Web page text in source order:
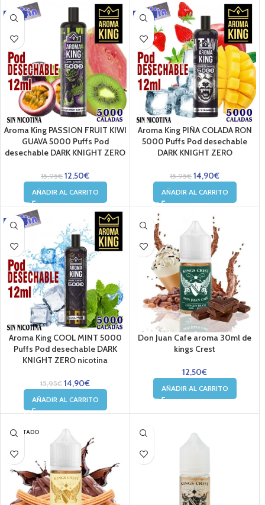
-22%
Aroma King PASSION FRUIT KIWI
GUAVA 5000 Puffs Pod
desechable DARK KNIGHT ZERO
15,95€ 12,50€
AÑADIR AL CARRITO
-7%
Aroma King PIÑA COLADA RON
5000 Puffs Pod desechable
DARK KNIGHT ZERO
15,95€ 14,90€
AÑADIR AL CARRITO
-7%
Aroma King COOL MINT 5000
Puffs Pod desechable DARK
KNIGHT ZERO nicotina
15,95€ 14,90€
AÑADIR AL CARRITO
Don Juan Cafe aroma 30ml de
kings Crest
12,50€
AÑADIR AL CARRITO
AGOTADO